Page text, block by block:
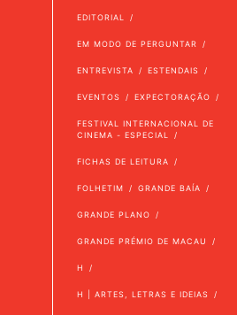
EDITORIAL
EM MODO DE PERGUNTAR
ENTREVISTA ESTENDAIS
EVENTOS EXPECTORAÇÃO
FESTIVAL INTERNACIONAL DE
CINEMA - ESPECIAL
FICHAS DE LEITURA
FOLHETIM GRANDE BAÍA
GRANDE PLANO
GRANDE PRÉMIO DE MACAU
H
H | ARTES, LETRAS E IDEIAS